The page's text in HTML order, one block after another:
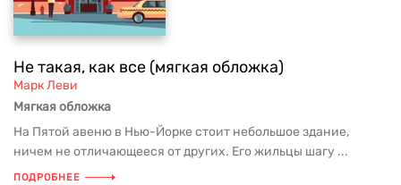
Не такая, как все (мягкая обложка)
Марк Леви
Мягкая обложка
На Пятой авеню в Нью-Йорке стоит небольшое здание,
ничем не отличающееся от других. Его жильцы шагу ...
ПОДРОБНЕЕ